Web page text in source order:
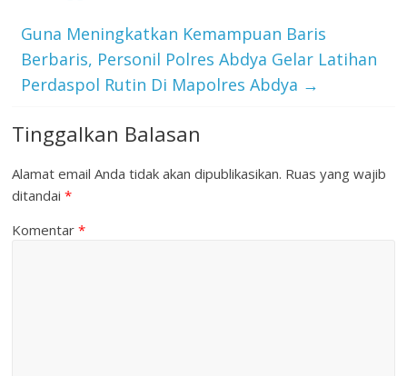
Guna Meningkatkan Kemampuan Baris
Berbaris, Personil Polres Abdya Gelar Latihan
Perdaspol Rutin Di Mapolres Abdya →
Tinggalkan Balasan
Alamat email Anda tidak akan dipublikasikan. Ruas yang wajib
ditandai*
Komentar*